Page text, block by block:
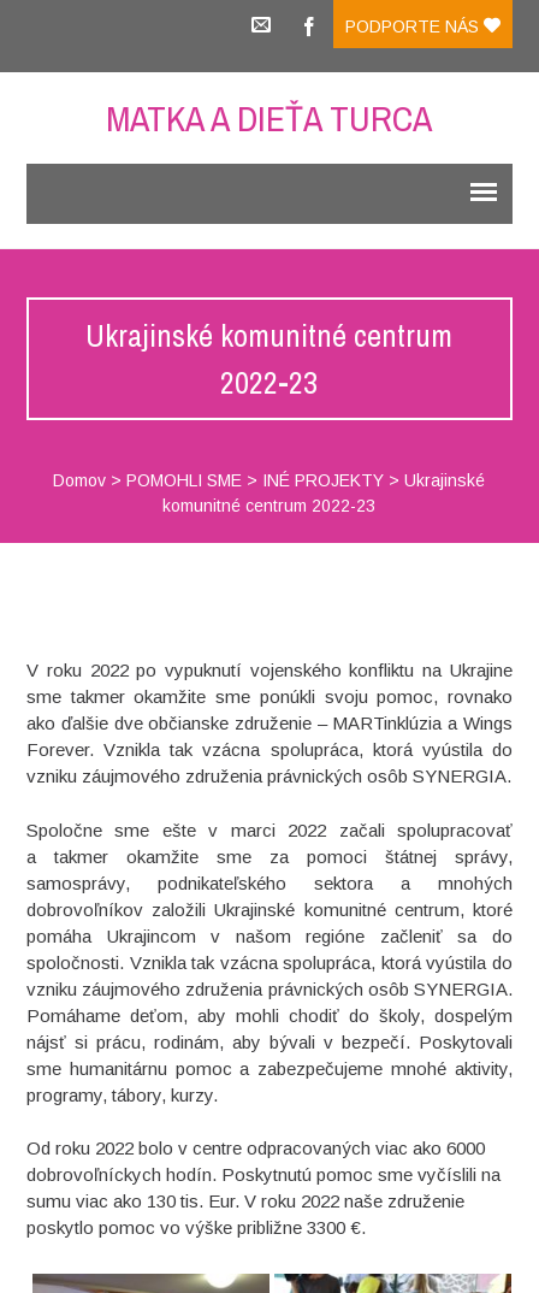
PODPORTE NÁS
MATKA A DIEŤA TURCA
Ukrajinské komunitné centrum
2022-23
Domov >POMOHLI SME > INÉ PROJEKTY >Ukrajinské
komunitné centrum 2022-23
V roku 2022 po vypuknutí vojenského konfliktu na Ukrajine
sme takmer okamžite sme ponúkli svoju pomoc, rovnako
ako ďalšie dve občianske združenie – MARTinklúzia a Wings
Forever. Vznikla tak vzácna spolupráca, ktorá vyústila do
vzniku záujmového združenia právnických osôb SYNERGIA.
Spoločne sme ešte v marci 2022 začali spolupracovať
a takmer okamžite sme za pomoci štátnej správy,
samosprávy, podnikateľského sektora a mnohých
dobrovoľníkov založili Ukrajinské komunitné centrum, ktoré
pomáha Ukrajincom v našom regióne začleniť sa do
spoločnosti. Vznikla tak vzácna spolupráca, ktorá vyústila do
vzniku záujmového združenia právnických osôb SYNERGIA.
Pomáhame deťom, aby mohli chodiť do školy, dospelým
nájsť si prácu, rodinám, aby bývali v bezpečí. Poskytovali
sme humanitárnu pomoc a zabezpečujeme mnohé aktivity,
programy, tábory, kurzy.
Od roku 2022 bolo v centre odpracovaných viac ako 6000
dobrovoľníckych hodín. Poskytnutú pomoc sme vyčíslili na
sumu viac ako 130 tis. Eur. V roku 2022 naše združenie
poskytlo pomoc vo výške približne 3300 €.